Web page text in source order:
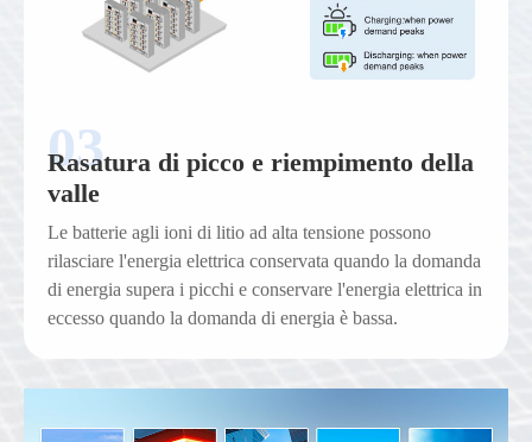
Rasatura di picco e riempimento della
valle
Le batterie agli ioni di litio ad alta tensione possono
rilasciare l'energia elettrica conservata quando la domanda
di energia supera i picchi e conservare l'energia elettrica in
eccesso quando la domanda di energia è bassa.